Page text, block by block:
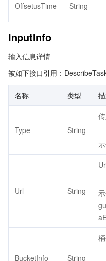
OffsetusTime String
InputInfo
输入信息详情
被如下接口引用：
名称 类型
Type String
Url String
BucketInfo String